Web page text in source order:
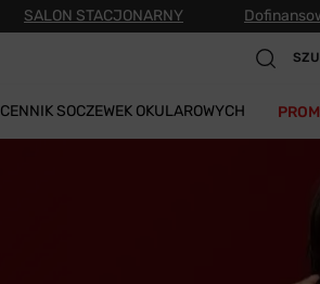
SALON STACJONARNY
CENNIK SOCZEWEK OKULAROWYCH